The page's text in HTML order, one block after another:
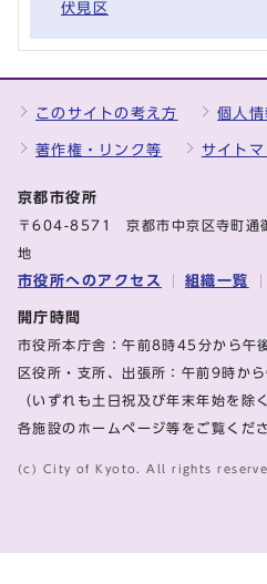
伏見区
このサイトの考え方 個人情
著作権・リンク等 サイトマ
京都市役所
〒604-8571 京都市中京区寺町通
地
市役所へのアクセス 組織一覧
開庁時間
市役所本庁舎：午前8時45分から
区役所・支所、出張所：午前9時か
（いずれも土日祝及び年末年始を除
各施設のホームページ等をご覧くだ
(c) City of Kyoto. All rights